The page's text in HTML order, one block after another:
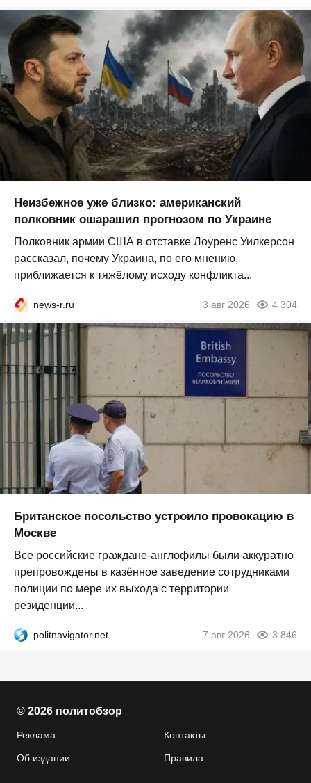
Неизбежное уже близко: американский
полковник ошарашил прогнозом по Украине
Полковник армии США в отставке Лоуренс Уилкерсон
рассказал, почему Украина, по его мнению,
приближается к тяжёлому исходу конфликта...
news-r.ru 3 авг 2026 4 304
Британское посольство устроило провокацию в
Москве
Все российские граждане-англофилы были аккуратно
препровождены в казённое заведение сотрудниками
полиции по мере их выхода с территории
резиденции...
politnavigator.net 7 авг 2026 3 846
© 2026 политобзор
Реклама Контакты
Об издании Правила